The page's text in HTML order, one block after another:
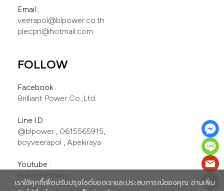
veerapol@blpower.co.th
plecpn@hotmail.com
FOLLOW
Brilliant Power Co.,Ltd.
@blpower , 0615565915
boyveerapol , Apekiraya
เราใช้คุกกี้เพื่อปรับปรุงไซต์ของเราและประสบการณ์ของคุณ อ่านเพิ่ม